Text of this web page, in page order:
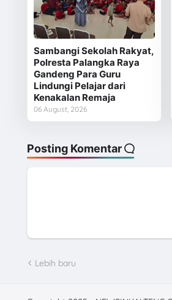
Sambangi Sekolah Rakyat,
Polresta Palangka Raya
Gandeng Para Guru
Lindungi Pelajar dari
Kenakalan Remaja
06 August, 2026
Posting Komentar
Lebih baru